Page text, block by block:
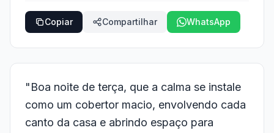
Copiar Compartilhar WhatsApp
"Boa noite de terça, que a calma se instale
como um cobertor macio, envolvendo cada
canto da casa e abrindo espaço para